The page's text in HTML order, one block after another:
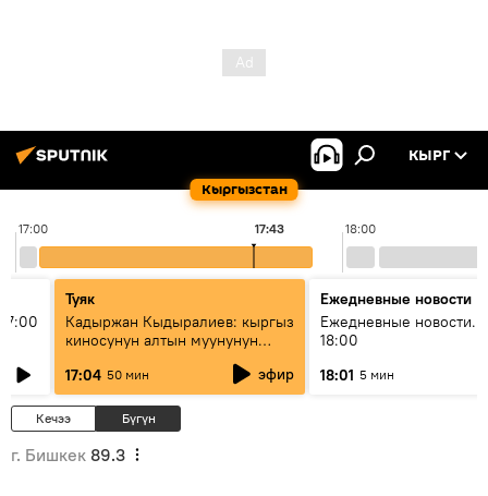
Кыргызстан
КЫРГ
17:00 18:00
17:43
Туяк
Кадыржан Кыдыралиев: кыргыз
киносунун алтын муунунун
17:04 50 мин эфир
Ежедневные новости
Ежедневные новости.
18:00
18:01 5 мин
Кечээ Бүгүн
г. Бишкек 89.3